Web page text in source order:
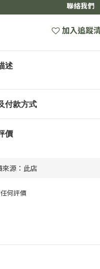
聯絡我們
加入追蹤
述
付款方式
價
何評價